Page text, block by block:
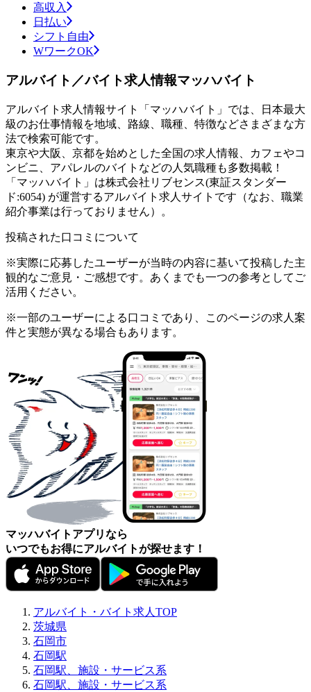
高収入
日払い
シフト自由
WワークOK
アルバイト／バイト求人情報マッハバイト
アルバイト求人情報サイト「マッハバイト」では、日本最大
級のお仕事情報を地域、路線、職種、特徴などさまざまな方
法で検索可能です。
東京や大阪、京都を始めとした全国の求人情報、カフェやコ
ンビニ、アパレルのバイトなどの人気職種も多数掲載！
「マッハバイト」は株式会社リブセンス(東証スタンダー
ド:6054) が運営するアルバイト求人サイトです（なお、職業
紹介事業は行っておりません）。
投稿された口コミについて
※実際に応募したユーザーが当時の内容に基いて投稿した主
観的なご意見・ご感想です。あくまでも一つの参考としてご
活用ください。
※一部のユーザーによる口コミであり、このページの求人案
件と実態が異なる場合もあります。
マッハバイトアプリなら
いつでもお得にアルバイトが探せます！
アルバイト・バイト求人TOP
茨城県
石岡市
石岡駅
石岡駅、施設・サービス系
石岡駅、施設・サービス系